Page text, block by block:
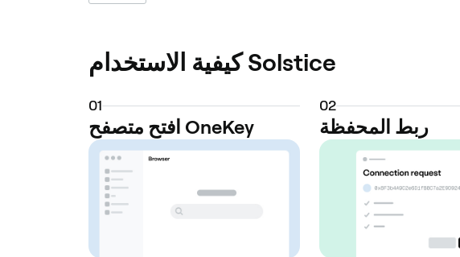
كيفية الاستخدام Solstice
01
افتح متصفح OneKey
02
ربط المحفظة